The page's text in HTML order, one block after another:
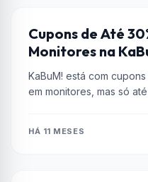
CUPONS
Cupons de Até
Monitores na
KaBuM! está com
em monitores, mas só
HÁ 11 MESES